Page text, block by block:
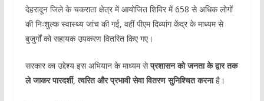
देहरादून जिले के चकराता क्षेत्र में आयोजित शिविर में 658 से अधिक लोगों
की निःशुल्क स्वास्थ्य जांच की गई, वहीं पीएम दिव्यांग केंद्र के माध्यम से
बुजुर्गों को सहायक उपकरण वितरित किए गए।
सरकार का उद्देश्य इस अभियान के माध्यम सेप्रशासन को जनता के द्वार तक
ले जाकर पारदर्शी, त्वरित और प्रभावी सेवा वितरण सुनिश्चित करनाहै।